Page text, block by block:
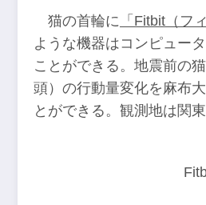
猫の首輪に 「Fitbit（フ
ような機器はコンピュー
ことができる。地震前の
頭）の行動量変化を麻布
とができる。観測地は関